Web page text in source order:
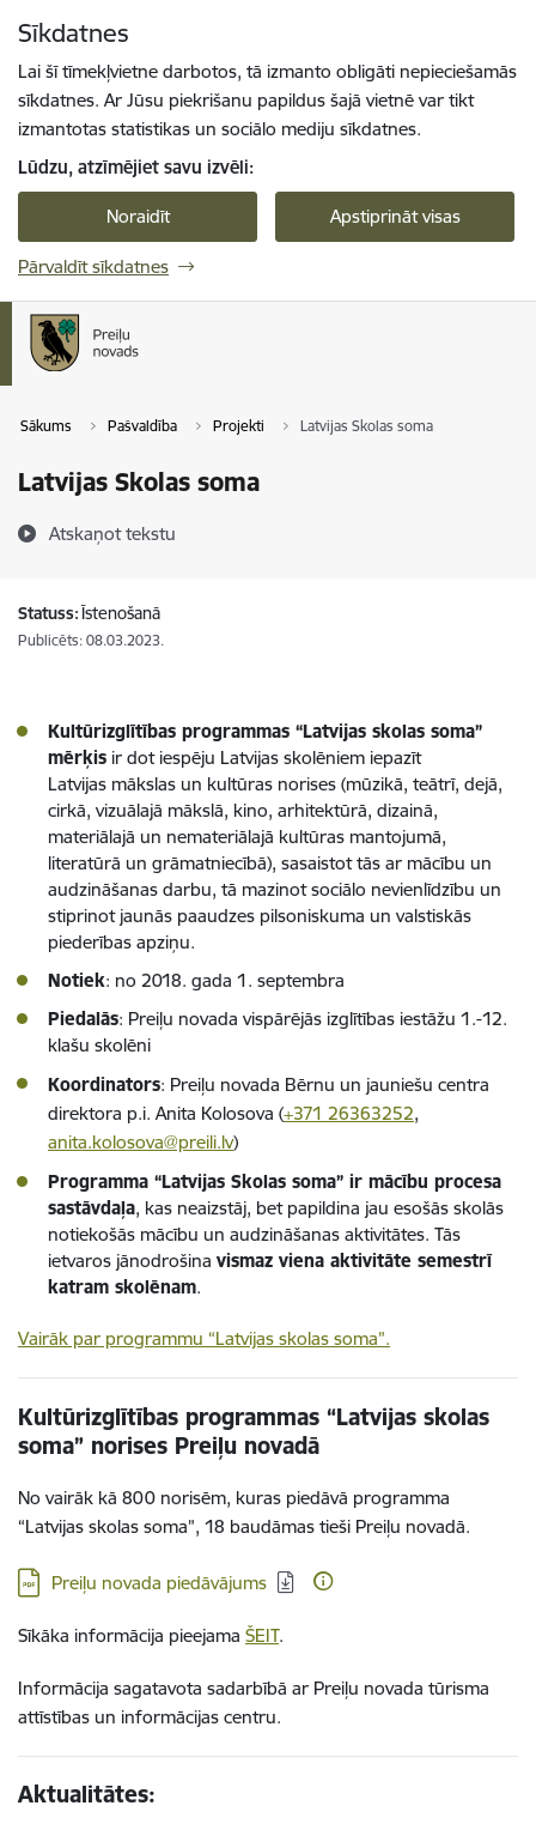
Sīkdatnes
Lai šī tīmekļvietne darbotos, tā izmanto obligāti nepieciešamās
sīkdatnes. Ar Jūsu piekrišanu papildus šajā vietnē var tikt
izmantotas statistikas un sociālo mediju sīkdatnes.
Lūdzu, atzīmējiet savu izvēli:
Noraidīt Apstiprināt visas
Pārvaldīt sīkdatnes
Sākums Pašvaldība Projekti Latvijas Skolas soma
Latvijas Skolas soma
Atskaņot tekstu
Statuss:Īstenošanā
Publicēts: 08.03.2023.
Kultūrizglītības programmas “Latvijas skolas soma”
mērķis ir dot iespēju Latvijas skolēniem iepazīt
Latvijas mākslas un kultūras norises (mūzikā, teātrī, dejā,
cirkā, vizuālajā mākslā, kino, arhitektūrā, dizainā,
materiālajā un nemateriālajā kultūras mantojumā,
literatūrā un grāmatniecībā), sasaistot tās ar mācību un
audzināšanas darbu, tā mazinot sociālo nevienlīdzību un
stiprinot jaunās paaudzes pilsoniskuma un valstiskās
piederības apziņu.
Notiek: no 2018. gada 1. septembra
Piedalās: Preiļu novada vispārējās izglītības iestāžu 1.-12.
klašu skolēni
Koordinators: Preiļu novada Bērnu un jauniešu centra
direktora p.i. Anita Kolosova (+371 26363252,
anita.kolosova@preili.lv)
Programma “Latvijas Skolas soma” ir mācību procesa
sastāvdaļa, kas neaizstāj, bet papildina jau esošās skolās
notiekošās mācību un audzināšanas aktivitātes. Tās
ietvaros jānodrošina vismaz viena aktivitāte semestrī
katram skolēnam.
Vairāk par programmu “Latvijas skolas soma”.
Kultūrizglītības programmas “Latvijas skolas
soma” norises Preiļu novadā
No vairāk kā 800 norisēm, kuras piedāvā programma
“Latvijas skolas soma”, 18 baudāmas tieši Preiļu novadā.
Lejupielādēt:
Preiļu novada piedāvājums
Sīkāka informācija pieejama ŠEIT.
Informācija sagatavota sadarbībā ar Preiļu novada tūrisma
attīstības un informācijas centru.
Aktualitātes: